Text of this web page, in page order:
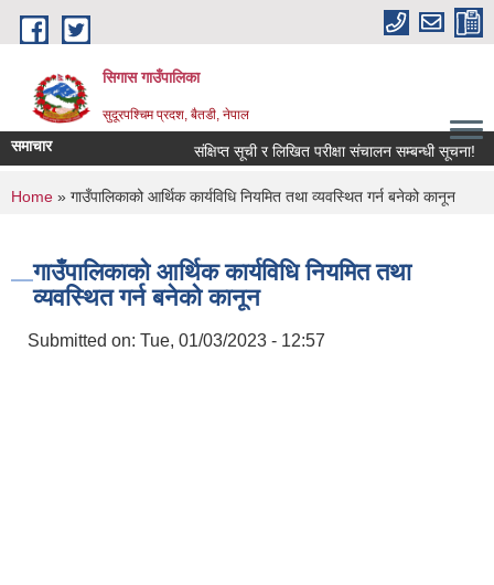
Skip to main content
सिगास गाउँपालिका
सुदूरपश्चिम प्रदश, बैतडी, नेपाल
समाचार संक्षिप्त सूची र लिखित परीक्षा संचालन सम्बन्धी सूचना!
You are here
Home » गाउँपालिकाको आर्थिक कार्यविधि नियमित तथा व्यवस्थित गर्न बनेको कानून
गाउँपालिकाको आर्थिक कार्यविधि नियमित तथा
व्यवस्थित गर्न बनेको कानून
Submitted on: Tue, 01/03/2023 - 12:57